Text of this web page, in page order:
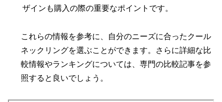
ザインも購入の際の重要なポイントです。
これらの情報を参考に、自分のニーズに合ったクール
ネックリングを選ぶことができます。さらに詳細な比
較情報やランキングについては、専門の比較記事を参
照すると良いでしょう。